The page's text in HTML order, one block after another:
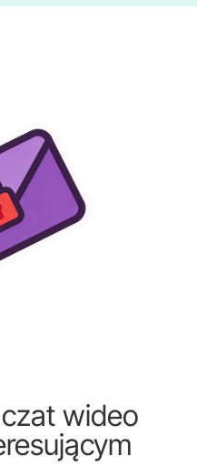
wideo